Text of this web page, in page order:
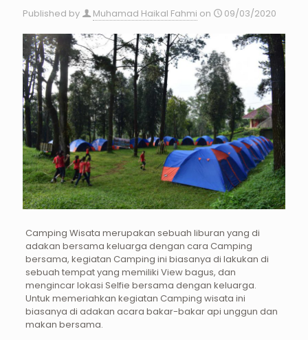
Published by Muhamad Haikal Fahmi on 09/03/2020
Camping Wisata merupakan sebuah liburan yang di
adakan bersama keluarga dengan cara Camping
bersama, kegiatan Camping ini biasanya di lakukan di
sebuah tempat yang memiliki View bagus, dan
mengincar lokasi Selfie bersama dengan keluarga.
Untuk memeriahkan kegiatan Camping wisata ini
biasanya di adakan acara bakar-bakar api unggun dan
makan bersama.